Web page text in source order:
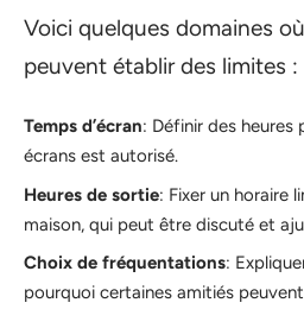
Voici quelques domaines
peuvent établir des limites :
Temps d’écran: Définir des heures
écrans est autorisé.
Heures de sortie: Fixer un horaire
maison, qui peut être discuté et
Choix de fréquentations:
pourquoi certaines amitiés